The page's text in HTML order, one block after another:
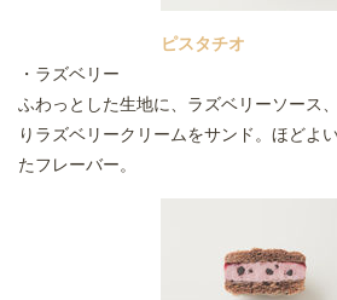
ピスタチオ
・ラズベリー
ふわっとした生地に、ラズベリーソース
りラズベリークリームをサンド。ほどよ
たフレーバー。